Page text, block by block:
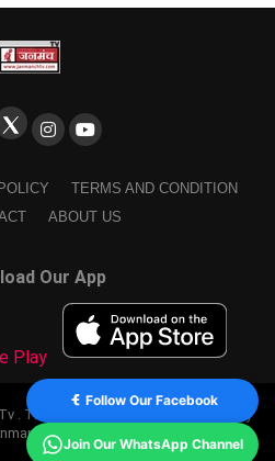
TERMS AND CONDITION
ABOUT US
Our App
. Theme by SSDIGIMARK. powered by
TV.
Follow Our Facebook
Join Our WhatsApp Channel